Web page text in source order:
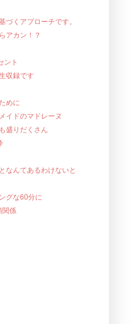
づくアプローチです。
アカン！？
ント
収録です
めに
イドのマドレーヌ
盛りだくさん
なんてあるわけないと
グな60分に
関係